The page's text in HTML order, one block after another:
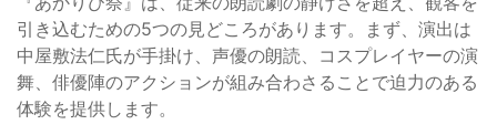
引き込むための5つの見どころがあります。まず、演出は
中屋敷法仁氏が手掛け、声優の朗読、コスプレイヤーの演
舞、俳優陣のアクションが組み合わさることで迫力のある
体験を提供します。